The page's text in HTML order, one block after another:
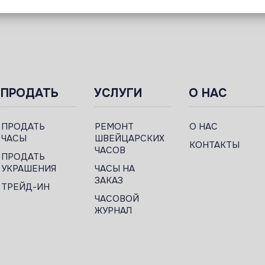
ПРОДАТЬ
ПРОДАТЬ
ЧАСЫ
ПРОДАТЬ
УКРАШЕНИЯ
ТРЕЙД-ИН
УСЛУГИ
РЕМОНТ
ШВЕЙЦАРСКИХ
ЧАСОВ
ЧАСЫ НА
ЗАКАЗ
ЧАСОВОЙ
ЖУРНАЛ
О НАС
О НАС
КОНТАКТЫ